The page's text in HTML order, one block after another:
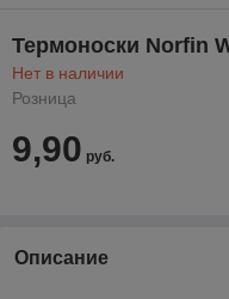
Термоноски Norfin
Нет в наличии
Розница
9,90 руб.
Описание